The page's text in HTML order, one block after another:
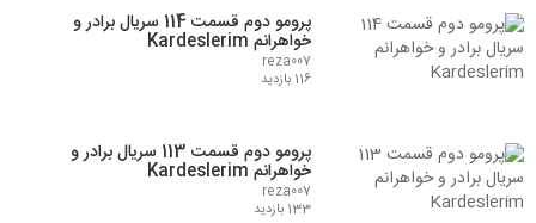
پرومو دوم قسمت 114 سریال برادر و
خواهرانم Kardeslerim
reza007
116 بازدید
پرومو دوم قسمت 113 سریال برادر و
خواهرانم Kardeslerim
reza007
133 بازدید